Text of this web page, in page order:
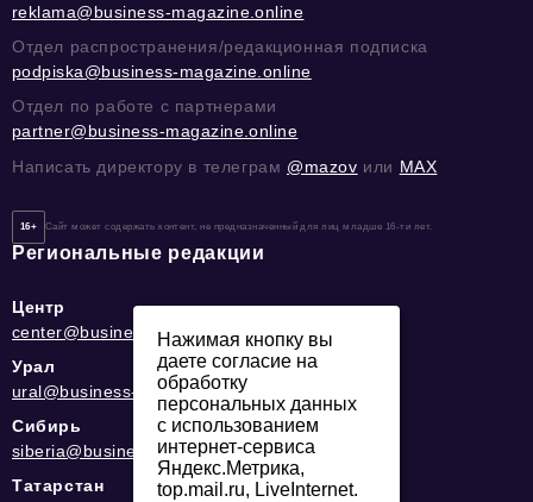
reklama@business-magazine.online
Отдел распространения/редакционная подписка
podpiska@business-magazine.online
Отдел по работе с партнерами
partner@business-magazine.online
Написать директору в телеграм @mazov или MAX
16+ Сайт может содержать контент, не предназначенный для лиц младше 16-ти лет.
Региональные редакции
Центр
center@business-magazine.online
Урал
ural@business-magazine.online
Сибирь
siberia@business-magazine.online
Татарстан
Нажимая кнопку вы
даете согласие на
обработку
персональных данных
с использованием
интернет-сервиса
Яндекс.Метрика,
top.mail.ru, LiveInternet.